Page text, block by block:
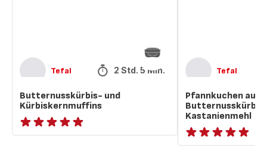
Tefal 2 Std. 5 Min.
Butternusskürbis- und
Kürbiskernmuffins
ratings.NaN
Tefal
Pfannkuchen aus
Butternusskürbis
Kastanienmehl
ratings.NaN